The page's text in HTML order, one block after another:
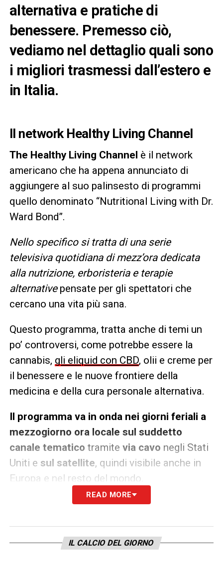
alternativa e pratiche di
benessere. Premesso ciò,
vediamo nel dettaglio quali sono
i migliori trasmessi dall’estero e
in Italia.
Il network Healthy Living Channel
The Healthy Living Channel è il network
americano che ha appena annunciato di
aggiungere al suo palinsesto di programmi
quello denominato “Nutritional Living with Dr.
Ward Bond”.
Nello specifico si tratta di unaserie
televisiva quotidiana di mezz’ora dedicata
alla nutrizione, erboristeria e terapie
alternativepensate per gli spettatori che
cercano una vita più sana.
Questo programma, tratta anche di temi un
po’ controversi, come potrebbe essere la
cannabis, gli eliquid con CBD, olii e creme per
il benessere e le nuove frontiere della
medicina e della cura personale alternativa.
Il programma va in onda nei giorni feriali a
mezzogiorno ora locale sul suddetto
canale tematico tramite via cavo negli Stati
Uniti e sul satellite, quindi visibile anche in
Europa e nel resto del mondo.
L’obiettivo del
programmaNutritional Living
I redattori del programmaNutritional
READ MORE
IL CALCIO DEL GIORNO